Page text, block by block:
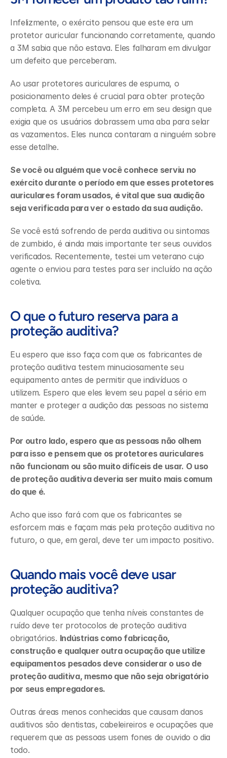
Infelizmente, o exército pensou que este era um
protetor auricular funcionando corretamente, quando
a 3M sabia que não estava. Eles falharam em divulgar
um defeito que perceberam.
Ao usar protetores auriculares de espuma, o
posicionamento deles é crucial para obter proteção
completa. A 3M percebeu um erro em seu design que
exigia que os usuários dobrassem uma aba para selar
as vazamentos. Eles nunca contaram a ninguém sobre
esse detalhe.
Se você ou alguém que você conhece serviu no
exército durante o período em que esses protetores
auriculares foram usados, é vital que sua audição
seja verificada para ver o estado da sua audição.
Se você está sofrendo de perda auditiva ou sintomas
de zumbido, é ainda mais importante ter seus ouvidos
verificados. Recentemente, testei um veterano cujo
agente o enviou para testes para ser incluído na ação
coletiva.
O que o futuro reserva para a
proteção auditiva?
Eu espero que isso faça com que os fabricantes de
proteção auditiva testem minuciosamente seu
equipamento antes de permitir que indivíduos o
utilizem. Espero que eles levem seu papel a sério em
manter e proteger a audição das pessoas no sistema
de saúde.
Por outro lado, espero que as pessoas não olhem
para isso e pensem que os protetores auriculares
não funcionam ou são muito difíceis de usar. O uso
de proteção auditiva deveria ser muito mais comum
do que é.
Acho que isso fará com que os fabricantes se
esforcem mais e façam mais pela proteção auditiva no
futuro, o que, em geral, deve ter um impacto positivo.
Quando mais você deve usar
proteção auditiva?
Qualquer ocupação que tenha níveis constantes de
ruído deve ter protocolos de proteção auditiva
obrigatórios. Indústrias como fabricação,
construção e qualquer outra ocupação que utilize
equipamentos pesados deve considerar o uso de
proteção auditiva, mesmo que não seja obrigatório
por seus empregadores.
Outras áreas menos conhecidas que causam danos
auditivos são dentistas, cabeleireiros e ocupações que
requerem que as pessoas usem fones de ouvido o dia
todo.